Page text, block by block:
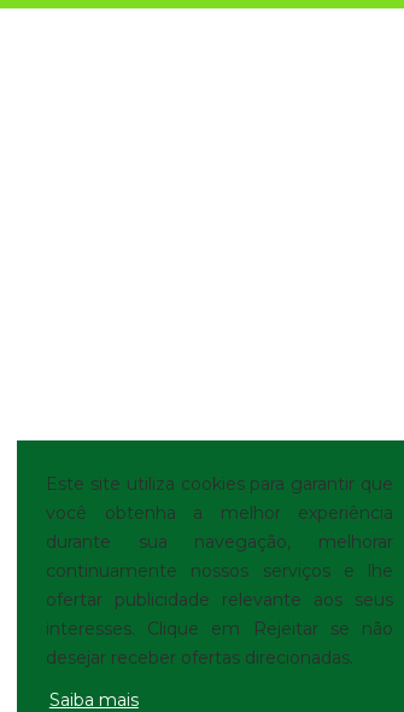
Este site utiliza cookies para garantir que
você obtenha a melhor experiência
durante sua navegação, melhorar
continuamente nossos serviços e lhe
ofertar publicidade relevante aos seus
interesses. Clique em Rejeitar se não
desejar receber ofertas direcionadas.
Saiba mais